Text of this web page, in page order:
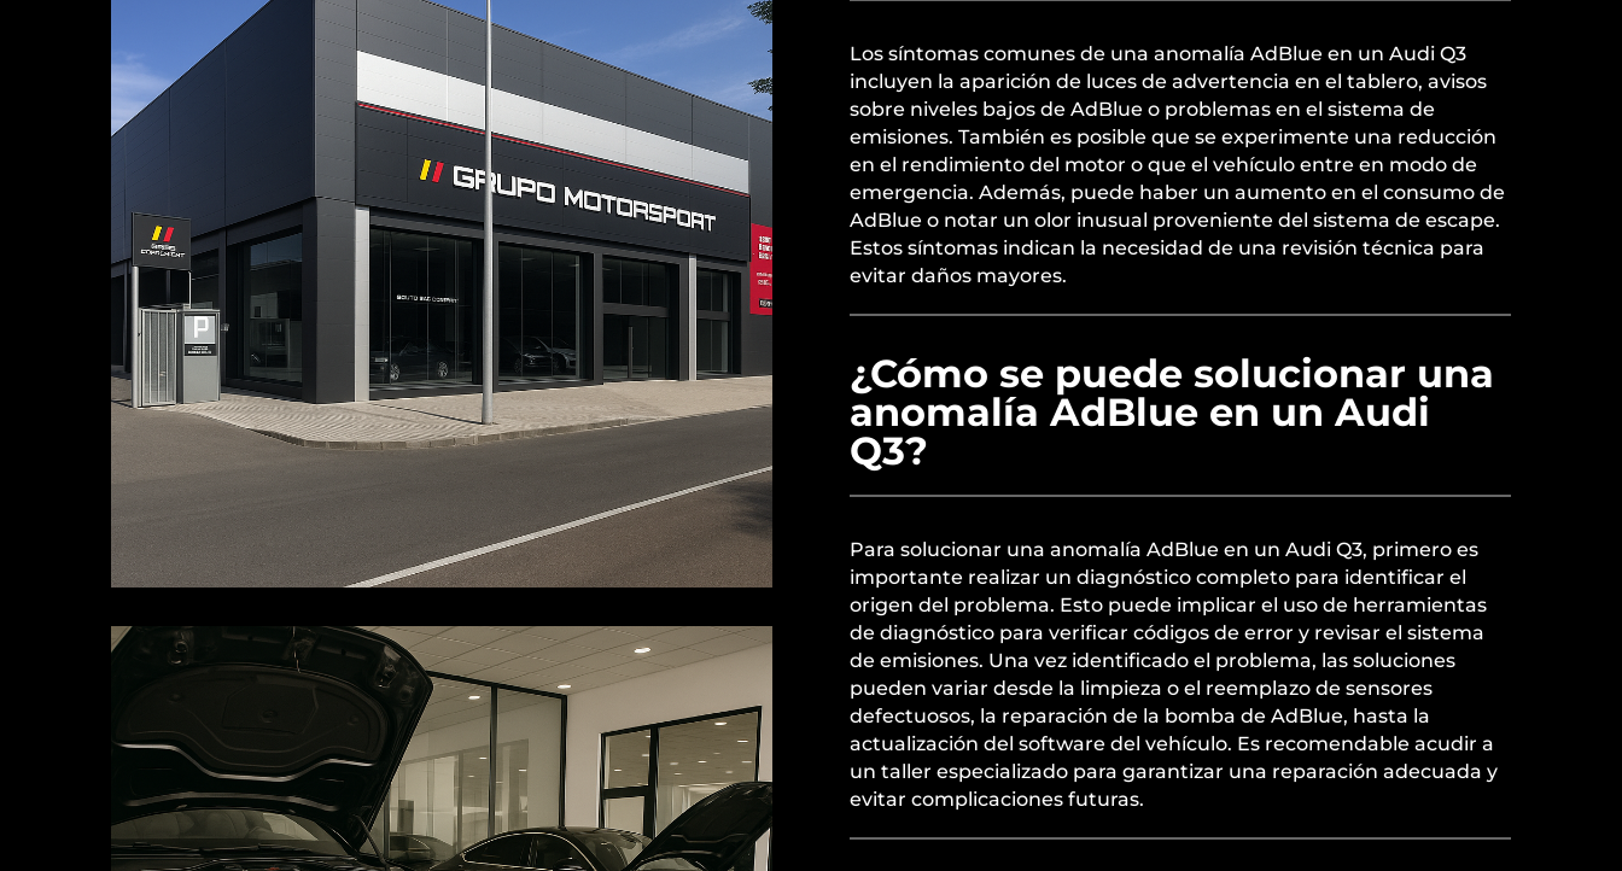
Los síntomas comunes de una anomalía AdBlue en un Audi Q3
incluyen la aparición de luces de advertencia en el tablero, avisos
sobre niveles bajos de AdBlue o problemas en el sistema de
emisiones. También es posible que se experimente una reducción
en el rendimiento del motor o que el vehículo entre en modo de
emergencia. Además, puede haber un aumento en el consumo de
AdBlue o notar un olor inusual proveniente del sistema de escape.
Estos síntomas indican la necesidad de una revisión técnica para
evitar daños mayores.
¿Cómo se puede solucionar una
anomalía AdBlue en un Audi
Q3?
Para solucionar una anomalía AdBlue en un Audi Q3, primero es
importante realizar un diagnóstico completo para identificar el
origen del problema. Esto puede implicar el uso de herramientas
de diagnóstico para verificar códigos de error y revisar el sistema
de emisiones. Una vez identificado el problema, las soluciones
pueden variar desde la limpieza o el reemplazo de sensores
defectuosos, la reparación de la bomba de AdBlue, hasta la
actualización del software del vehículo. Es recomendable acudir a
un taller especializado para garantizar una reparación adecuada y
evitar complicaciones futuras.